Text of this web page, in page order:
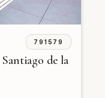
791579
de la